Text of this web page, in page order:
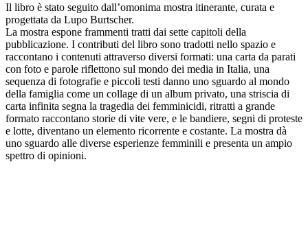
Il libro è stato seguito dall’omonima mostra itinerante, curata e
progettata da Lupo Burtscher.
La mostra espone frammenti tratti dai sette capitoli della
pubblicazione. I contributi del libro sono tradotti nello spazio e
raccontano i contenuti attraverso diversi formati: una carta da parati
con foto e parole riflettono sul mondo dei media in Italia, una
sequenza di fotografie e piccoli testi danno uno sguardo al mondo
della famiglia come un collage di un album privato, una striscia di
carta infinita segna la tragedia dei femminicidi, ritratti a grande
formato raccontano storie di vite vere, e le bandiere, segni di proteste
e lotte, diventano un elemento ricorrente e costante. La mostra dà
uno sguardo alle diverse esperienze femminili e presenta un ampio
spettro di opinioni.